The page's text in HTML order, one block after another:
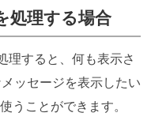
処理する場合
理すると、何も表示さ
ッセージを表示したい
うことができます。